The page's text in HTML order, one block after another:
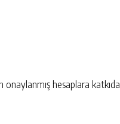
hesaplara katkıda